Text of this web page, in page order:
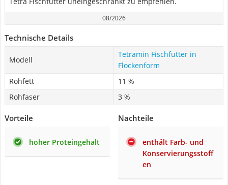
08/2026
Technische Details
Modell
Tetramin Fischfutter in
Flockenform
Rohfett
11 %
Rohfaser
3 %
Vorteile
hoher Proteingehalt
Nachteile
enthält Farb- und
Konservierungsstoff
en